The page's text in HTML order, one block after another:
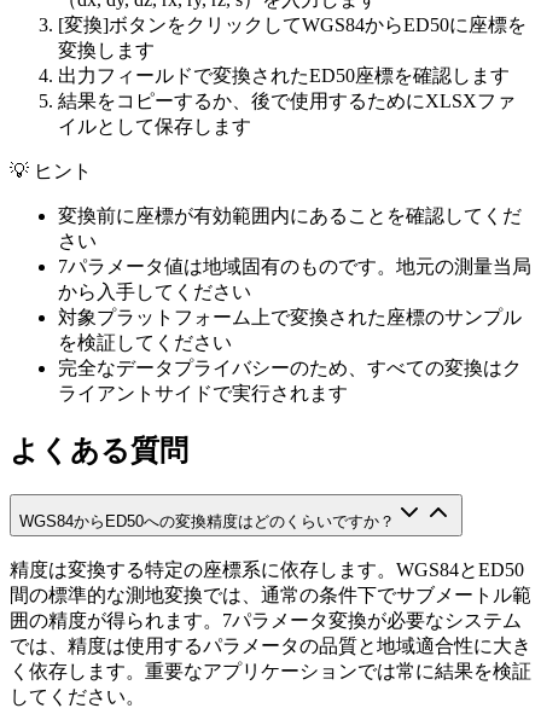
[変換]ボタンをクリックしてWGS84からED50に座標を
変換します
出力フィールドで変換されたED50座標を確認します
結果をコピーするか、後で使用するためにXLSXファ
イルとして保存します
💡 ヒント
変換前に座標が有効範囲内にあることを確認してくだ
さい
7パラメータ値は地域固有のものです。地元の測量当局
から入手してください
対象プラットフォーム上で変換された座標のサンプル
を検証してください
完全なデータプライバシーのため、すべての変換はク
ライアントサイドで実行されます
よくある質問
WGS84からED50への変換精度はどのくらいですか？
精度は変換する特定の座標系に依存します。WGS84とED50
間の標準的な測地変換では、通常の条件下でサブメートル範
囲の精度が得られます。7パラメータ変換が必要なシステム
では、精度は使用するパラメータの品質と地域適合性に大き
く依存します。重要なアプリケーションでは常に結果を検証
してください。